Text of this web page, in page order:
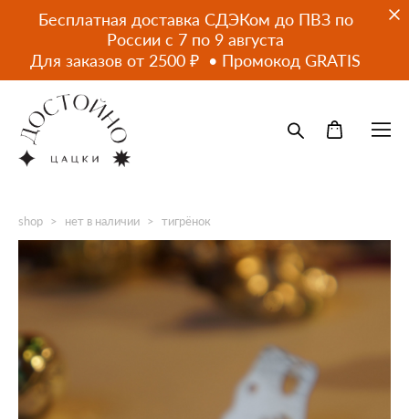
Бесплатная доставка СДЭКом до ПВЗ по
России с 7 по 9 августа
Для заказов от 2500 ₽ • Промокод GRATIS
shop > нет в наличии > тигрёнок